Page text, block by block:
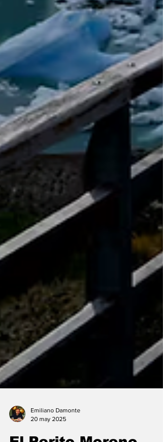
Emiliano Damonte